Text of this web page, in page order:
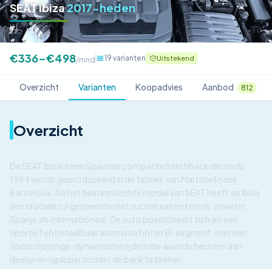
SEAT Ibiza2017-heden
KJ
€336–€498/mnd 19 varianten Uitstekend
Overzicht Varianten Koopadvies Aanbod 812
Overzicht
De SEAT Ibiza is een Spaanse compacte hatchback die sinds
1984 wordt geproduceerd in de fabriek van Martorell nabij
Barcelona. Als het bestverkochte model van SEAT heeft de Ibiza
een cruciale rol gespeeld in het succes van het merk, zowel in
Spanje als internationaal. De auto positioneert zich als een
sportief en betaalbaar alternatief in het B-segment, met een
focus op jonge, dynamische rijders die waarde hechten aan
design en rijplezier zonder de bank te breken.